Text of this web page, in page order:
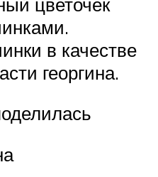
в качестве
георгина.